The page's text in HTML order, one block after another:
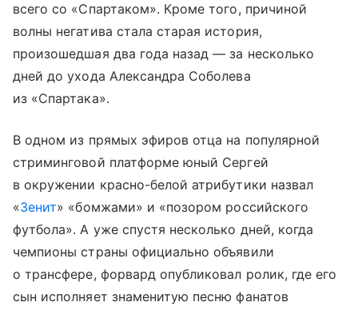
всего со «Спартаком». Кроме того, причиной
волны негатива стала старая история,
произошедшая два года назад — за несколько
дней до ухода Александра Соболева
из «Спартака».
В одном из прямых эфиров отца на популярной
стриминговой платформе юный Сергей
в окружении красно-белой атрибутики назвал
«Зенит» «бомжами» и «позором российского
футбола». А уже спустя несколько дней, когда
чемпионы страны официально объявили
о трансфере, форвард опубликовал ролик, где его
сын исполняет знаменитую песню фанатов